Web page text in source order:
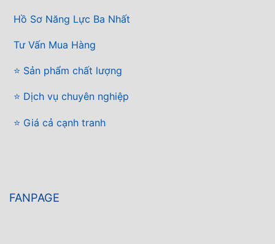
Hồ Sơ Năng Lực Ba Nhất
Tư Vấn Mua Hàng
⭐ Sản phẩm chất lượng
⭐ Dịch vụ chuyên nghiệp
⭐ Giá cả cạnh tranh
FANPAGE